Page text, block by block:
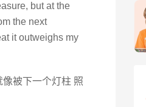
but at the
the next
it outweighs my
被下一个灯柱 照